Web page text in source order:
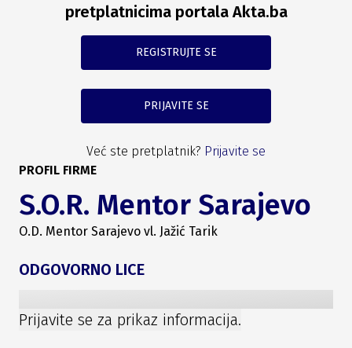
pretplatnicima portala Akta.ba
REGISTRUJTE SE
PRIJAVITE SE
Već ste pretplatnik? Prijavite se
PROFIL FIRME
S.O.R. Mentor Sarajevo
O.D. Mentor Sarajevo vl. Jažić Tarik
ODGOVORNO LICE
Prijavite se za prikaz informacija.